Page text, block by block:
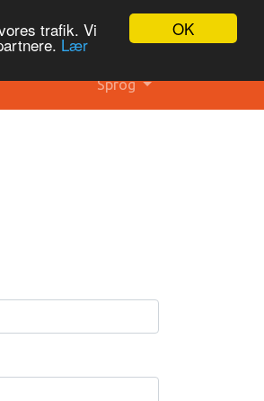
OK
trafik. Vi
Lær
Sprog